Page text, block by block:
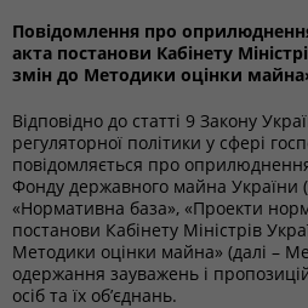
Повідомлення про
акта постанови Кабінету
змін до Методики оцінки
Відповідно до статті 9 Закону
регуляторної політики у сфері
повідомляється про
Фонду державного майна України (
«Нормативна база», «Проекти
постанови Кабінету Міністрів
Методики оцінки майна» (далі –
одержання зауважень і
осіб та їх об’єднань.